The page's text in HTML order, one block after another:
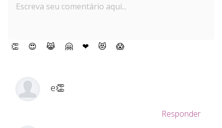
👏 😍 😹 🤗 ❤ 😻 😱
e👏
Responder